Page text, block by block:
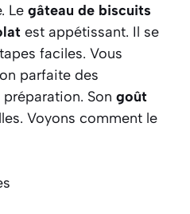
Le gâteau de biscuits
est appétissant. Il se
faciles. Vous
parfaite des
Son goût
Voyons comment le